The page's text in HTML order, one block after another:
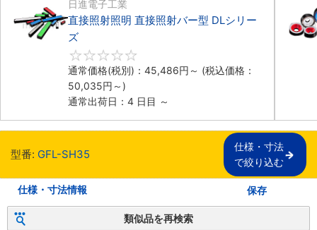
日進電子工業
直接照射照明 直接照射バー型 DLシリー
ズ
通常価格(税別)： 45,486円 ～ (税込価格：
50,035円 ～)
通常出荷日：4 日目 ～
型番: GFL-SH35
仕様・寸法
で絞り込む
仕様・寸法情報 保存
類似品を再検索